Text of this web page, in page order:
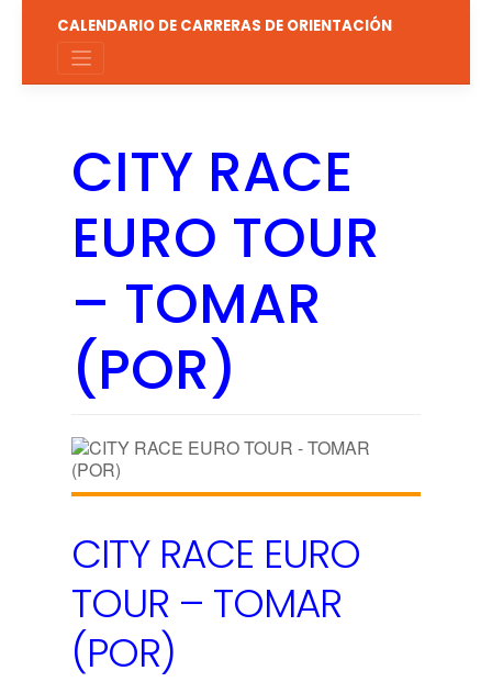
contenido
CALENDARIO DE CARRERAS DE ORIENTACIÓN
CITY RACE
EURO TOUR
– TOMAR
(POR)
CITY RACE EURO
TOUR – TOMAR
(POR)